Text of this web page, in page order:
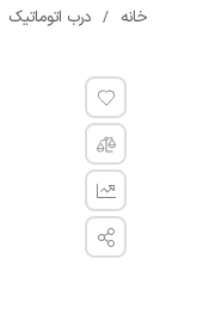
خانه درب اتوماتیک